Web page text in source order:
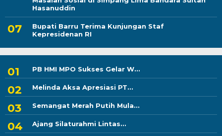
Hasanuddin
Bupati Barru Terima Kunjungan Staf
Kepresidenan RI
PB HMI MPO Sukses Gelar W...
Melinda Aksa Apresiasi PT...
Semangat Merah Putih Mula...
Ajang Silaturahmi Lintas...